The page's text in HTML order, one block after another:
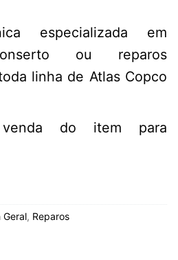
especializada em
ou reparos
linha de Atlas Copco
do item para
Geral, Reparos